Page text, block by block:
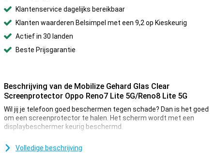
Klantenservice dagelijks bereikbaar
Klanten waarderen Belsimpel met een 9,2 op Kieskeurig
Actief in 30 landen
Beste Prijsgarantie
Beschrijving van de Mobilize Gehard Glas Clear
Screenprotector Oppo Reno7 Lite 5G/Reno8 Lite 5G
Wil jij je telefoon goed beschermen tegen schade? Dan is het goed
om een screenprotector te halen. Het scherm wordt met een
displaybeschermer keurig beschermd.
5G/Reno8 Lite 5G van gehard glas is een dun laagje van glas wat
Volledige beschrijving